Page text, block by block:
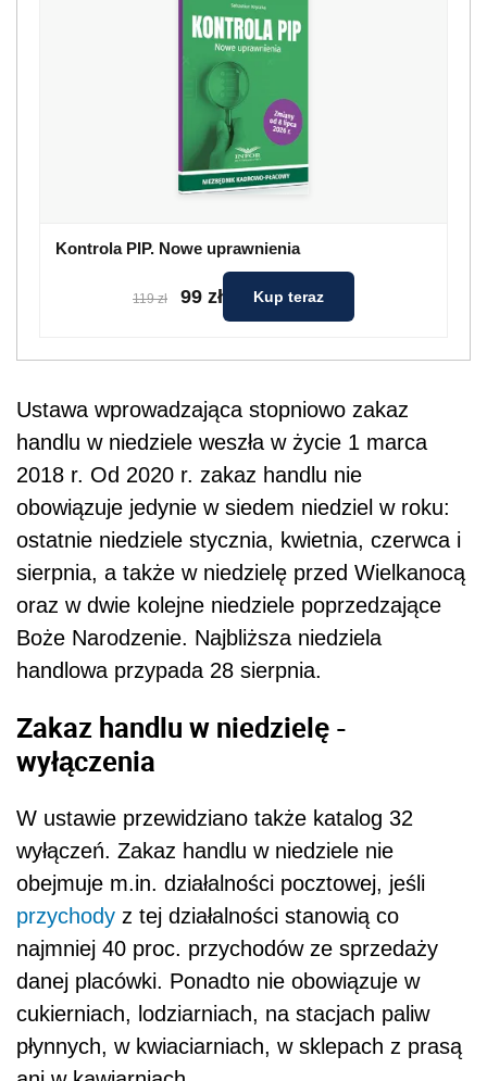
Kontrola PIP. Nowe uprawnienia
119 zł 99 zł Kup teraz
Ustawa wprowadzająca stopniowo zakaz
handlu w niedziele weszła w życie 1 marca
2018 r. Od 2020 r. zakaz handlu nie
obowiązuje jedynie w siedem niedziel w roku:
ostatnie niedziele stycznia, kwietnia, czerwca i
sierpnia, a także w niedzielę przed Wielkanocą
oraz w dwie kolejne niedziele poprzedzające
Boże Narodzenie. Najbliższa niedziela
handlowa przypada 28 sierpnia.
Zakaz handlu w niedzielę -
wyłączenia
W ustawie przewidziano także katalog 32
wyłączeń. Zakaz handlu w niedziele nie
obejmuje m.in. działalności pocztowej, jeśli
przychody z tej działalności stanowią co
najmniej 40 proc. przychodów ze sprzedaży
danej placówki. Ponadto nie obowiązuje w
cukierniach, lodziarniach, na stacjach paliw
płynnych, w kwiaciarniach, w sklepach z prasą